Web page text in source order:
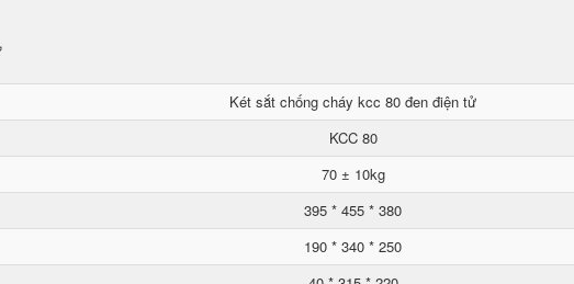
Két sắt chống cháy kcc 80 đen điện tử
KCC 80
70 ± 10kg
395 * 455 * 380
190 * 340 * 250